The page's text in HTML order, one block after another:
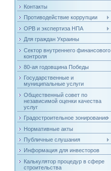
Контакты
Противодействие коррупции
ОРВ и экспертиза НПА
Для граждан Украины
Сектор внутреннего финансового
контроля
80-ая годовщина Победы
Государственные и
муниципальные услуги
Общественный совет по
независимой оценки качества
услуг
Градостроительное зонирование
Нормативные акты
Публичные слушания
Информация для инвесторов
Калькулятор процедур в сфере
строительства